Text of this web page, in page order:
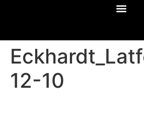
12-10